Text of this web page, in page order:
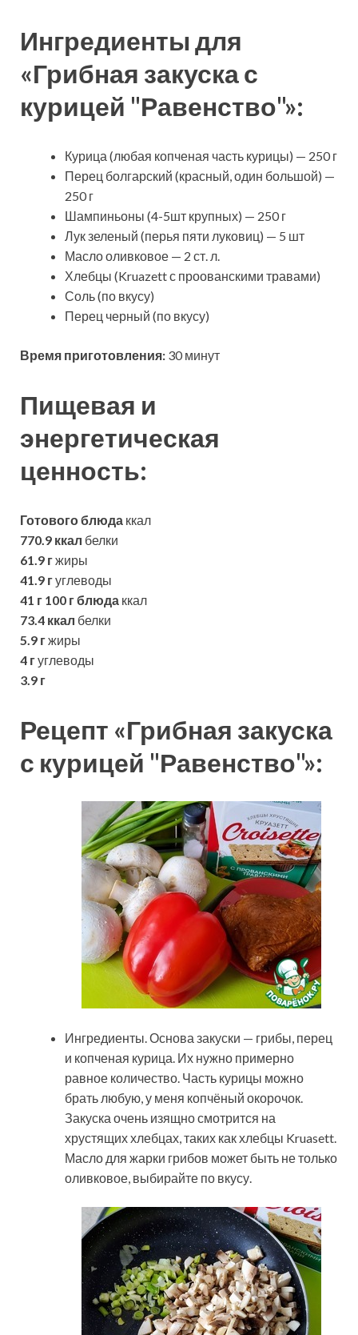
Ингредиенты для
«Грибная закуска с
курицей "Равенство"»:
Курица (любая копченая часть курицы) — 250 г
Перец болгарский (красный, один большой) —
250 г
Шампиньоны (4-5шт крупных) — 250 г
Лук зеленый (перья пяти луковиц) — 5 шт
Масло оливковое — 2 ст. л.
Хлебцы (Kruazett с проованскими травами)
Соль (по вкусу)
Перец черный (по вкусу)
Время приготовления: 30 минут
Пищевая и
энергетическая
ценность:
Готового блюда ккал
770.9 ккал белки
61.9 гжиры
41.9 гуглеводы
41 г 100 г блюда ккал
73.4 ккал белки
5.9 гжиры
4 гуглеводы
3.9 г
Рецепт «Грибная закуска
с курицей "Равенство"»:
Ингредиенты. Основа закуски — грибы, перец
и копченая курица. Их нужно примерно
равное количество. Часть курицы можно
брать любую, у меня копчёный окорочок.
Закуска очень изящно смотрится на
хрустящих хлебцах, таких как хлебцы Kruasett.
Масло для жарки грибов может быть не только
оливковое, выбирайте по вкусу.